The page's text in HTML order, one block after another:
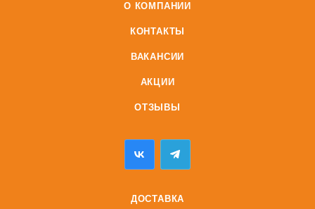
О КОМПАНИИ
КОНТАКТЫ
ВАКАНСИИ
АКЦИИ
ОТЗЫВЫ
ДОСТАВКА